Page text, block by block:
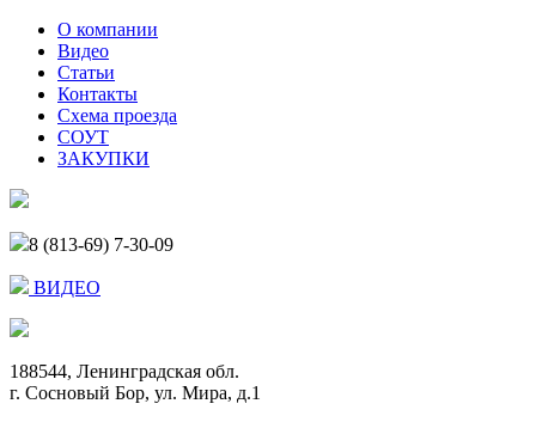
О компании
Видео
Статьи
Контакты
Схема проезда
СОУТ
ЗАКУПКИ
8 (813-69) 7-30-09
ВИДЕО
188544, Ленинградская обл.
г. Сосновый Бор, ул. Мира, д.1